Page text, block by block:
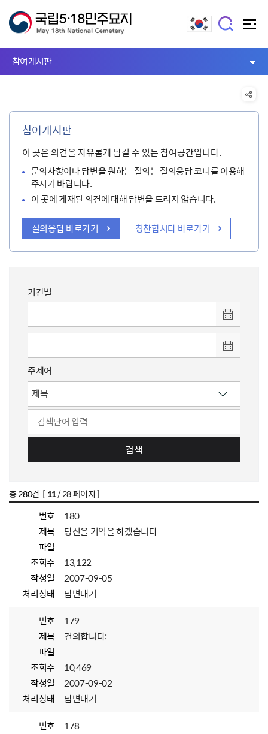
참여게시판
참여게시판
이 곳은 의견을 자유롭게 남길 수 있는 참여공간입니다.
문의사항이나 답변을 원하는 질의는 질의응답 코너를 이용해
주시기 바랍니다.
이 곳에 게재된 의견에 대해 답변을 드리지 않습니다.
질의응답 바로가기 칭찬합시다 바로가기
기간별
주제어
검색
총280건 [ 11/ 28 페이지 ]
번호
180
제목
당신을 기억을 하겠습니다
파일
조회수
13,122
작성일
2007-09-05
처리상태
답변대기
번호
179
제목
건의합니다:
파일
조회수
10,469
작성일
2007-09-02
처리상태
답변대기
번호
178